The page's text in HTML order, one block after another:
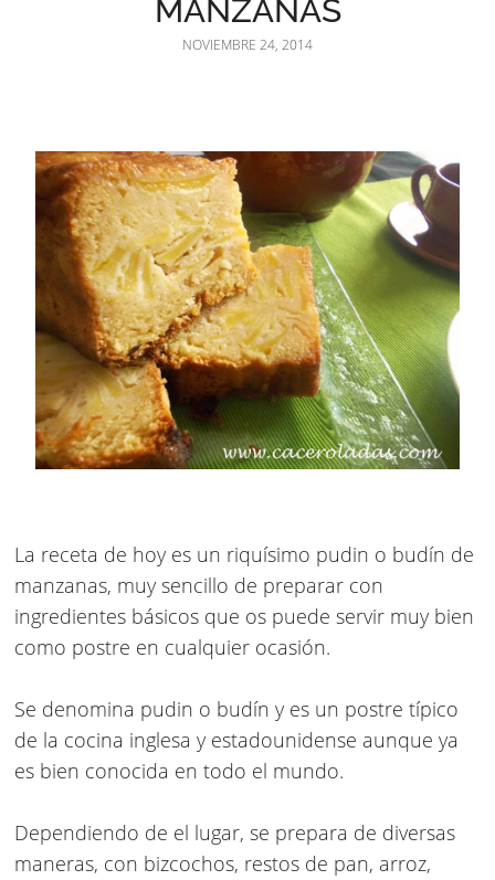
MANZANAS
NOVIEMBRE 24, 2014
La receta de hoy es un riquísimo pudin o budín de
manzanas, muy sencillo de preparar con
ingredientes básicos que os puede servir muy bien
como postre en cualquier ocasión.
Se denomina pudin o budín y es un postre típico
de la cocina inglesa y estadounidense aunque ya
es bien conocida en todo el mundo.
Dependiendo de el lugar, se prepara de diversas
maneras, con bizcochos, restos de pan, arroz,